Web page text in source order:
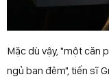
Mặc dù vậy, "một căn
ngủ ban đêm", tiến sĩ